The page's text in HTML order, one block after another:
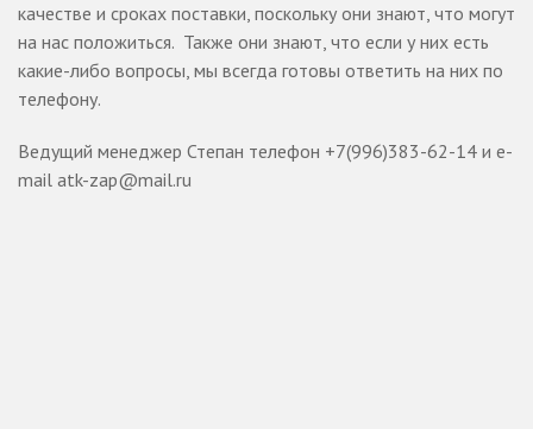
качестве и сроках поставки, поскольку они знают, что могут
на нас положиться. Также они знают, что если у них есть
какие-либо вопросы, мы всегда готовы ответить на них по
телефону.
Ведущий менеджер Степан телефон +7(996)383-62-14 и e-
mail atk-zap@mail.ru